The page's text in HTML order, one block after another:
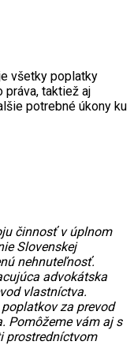
všetky poplatky
taktiež aj
potrebné úkony ku
činnosť v úplnom
Slovenskej
nehnuteľnosť.
advokátska
vlastníctva.
za prevod
Pomôžeme vám aj s
prostredníctvom